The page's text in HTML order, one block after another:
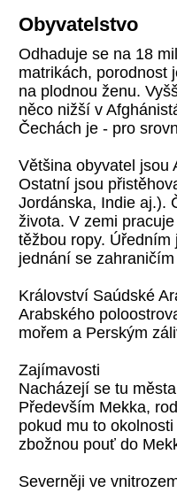
Obyvatelstvo
Odhaduje se na 18
matrikách, porodnost
na plodnou ženu.
něco nižší v
Čechách je - pro
Většina obyvatel jsou
Ostatní jsou
Jordánska, Indie aj.).
života. V zemi
těžbou ropy.
jednání se
Království Saúdské
Arabského
mořem a Perským
Zajímavosti
Nacházejí se tu
Především Mekka,
pokud mu to
zbožnou pouť do
Severněji ve